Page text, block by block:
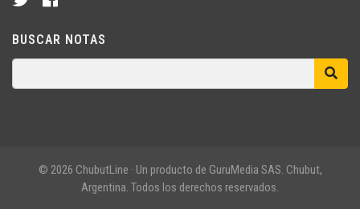
BUSCAR NOTAS
© 2026 ChubutLine · Un producto de GuruMedia SAS. Chubut,
Argentina. Todos los derechos reservados.